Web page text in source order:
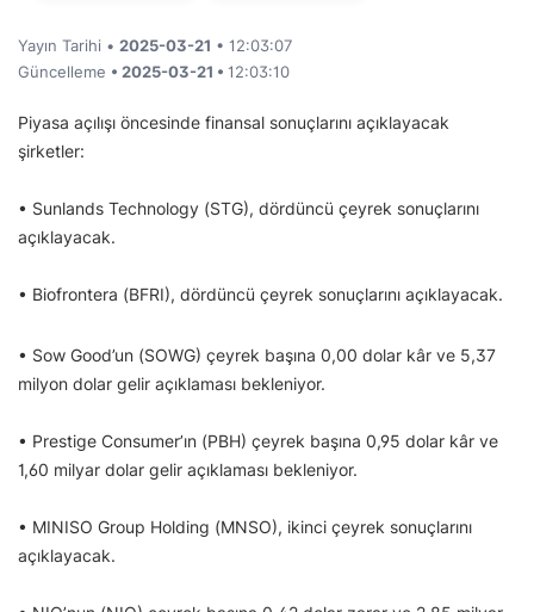
Yayın Tarihi • 2025-03-21 • 12:03:07
Güncelleme • 2025-03-21 • 12:03:10
Piyasa açılışı öncesinde finansal sonuçlarını açıklayacak
şirketler:
• Sunlands Technology (STG), dördüncü çeyrek sonuçlarını
açıklayacak.
• Biofrontera (BFRI), dördüncü çeyrek sonuçlarını açıklayacak.
• Sow Good’un (SOWG) çeyrek başına 0,00 dolar kâr ve 5,37
milyon dolar gelir açıklaması bekleniyor.
• Prestige Consumer’ın (PBH) çeyrek başına 0,95 dolar kâr ve
1,60 milyar dolar gelir açıklaması bekleniyor.
• MINISO Group Holding (MNSO), ikinci çeyrek sonuçlarını
açıklayacak.